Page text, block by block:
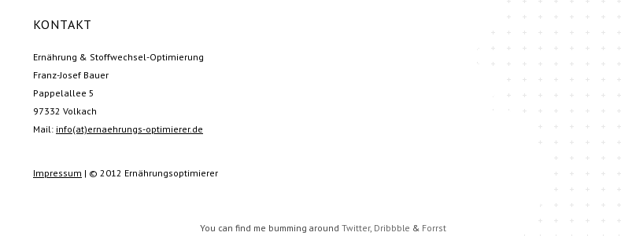
KONTAKT
Ernährung & Stoffwechsel-Optimierung
Franz-Josef Bauer
Pappelallee 5
97332 Volkach
Mail: info(at)ernaehrungs-optimierer.de
Impressum | © 2012 Ernährungsoptimierer
You can find me bumming around Twitter, Dribbble & Forrst